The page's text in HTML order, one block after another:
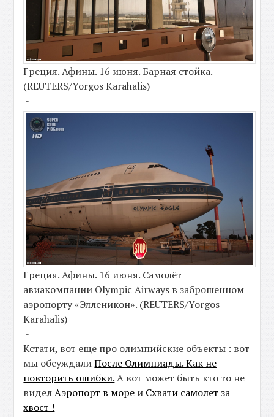
Греция. Афины. 16 июня. Барная стойка.
(REUTERS/Yorgos Karahalis)
-
Греция. Афины. 16 июня. Самолёт
авиакомпании Olympic Airways в заброшенном
аэропорту «Элленикон». (REUTERS/Yorgos
Karahalis)
-
Кстати, вот еще про олимпийские объекты : вот
мы обсуждалиПосле Олимпиады. Как не
повторить ошибки.А вот может быть кто то не
виделАэропорт в море и Схвати самолет за
хвост !